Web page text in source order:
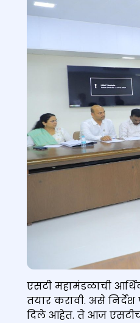
एसटी महामंडळाची
तयार करावी. असे निर्देश
दिले आहेत. ते आज